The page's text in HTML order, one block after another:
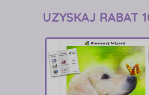
UZYSKAJ RABAT